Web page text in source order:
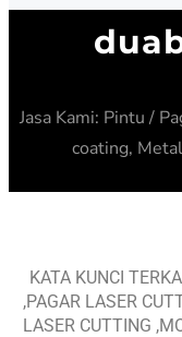
Jasa Kami: Pintu /
coating,
KATA KUNCI
,PAGAR LASER
LASER CUTTING